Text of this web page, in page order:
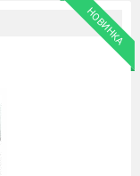
НОВИНКА